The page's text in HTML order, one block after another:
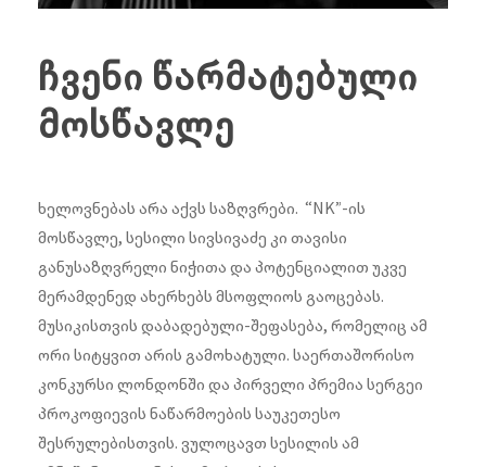
ჩვენი წარმატებული
მოსწავლე
️ხელოვნებას არა აქვს საზღვრები. “NK”-ის
მოსწავლე, სესილი სივსივაძე კი თავისი
განუსაზღვრელი ნიჭითა და პოტენციალით უკვე
მერამდენედ ახერხებს მსოფლიოს გაოცებას.
მუსიკისთვის დაბადებული-შეფასება, რომელიც ამ
ორი სიტყვით არის გამოხატული. საერთაშორისო
კონკურსი ლონდონში და პირველი პრემია სერგეი
პროკოფიევის ნაწარმოების საუკეთესო
შესრულებისთვის. ვულოცავთ სესილის ამ